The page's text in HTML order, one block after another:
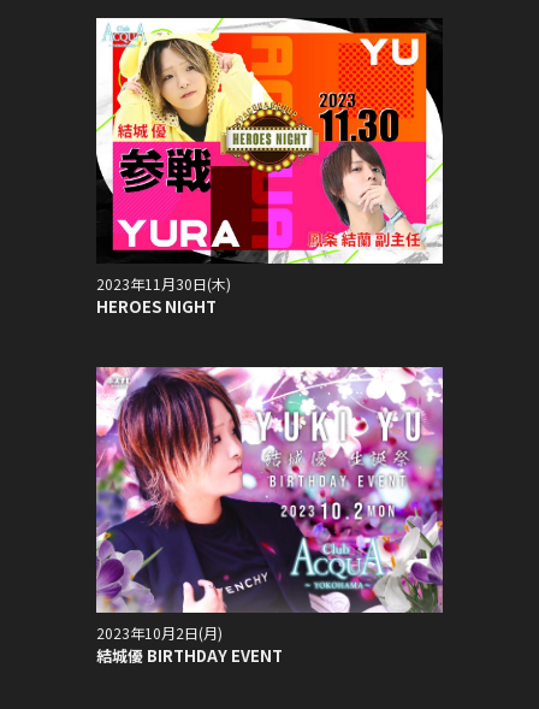
2023年11月30日(木)
HEROES NIGHT
2023年10月2日(月)
結城優 BIRTHDAY EVENT